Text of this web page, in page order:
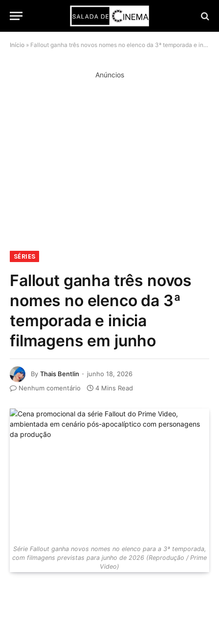
Início » Fallout ganha três novos nomes no elenco da 3ª temporada e inicia filmagens em junho
Anúncios
SÉRIES
Fallout ganha três novos
nomes no elenco da 3ª
temporada e inicia
filmagens em junho
By Thais Bentlin
junho 18, 2026
Nenhum comentário
4 Mins Read
Série Fallout ganha novos nomes no elenco para a 3ª temporada,
com filmagens previstas para junho de 2026 (Reprodução / Prime
Video)